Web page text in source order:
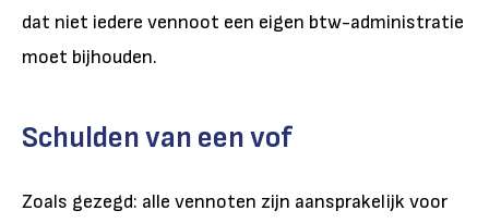
dat niet iedere vennoot een eigen btw-administratie
moet bijhouden.
Schulden van een vof
Zoals gezegd: alle vennoten zijn aansprakelijk voor